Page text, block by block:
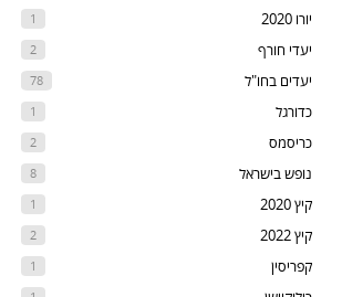
יורו 2020 1
יעדי חורף 2
יעדים בחו"ל 78
כדורגל 1
כריסמס 2
נופש בישראל 8
קיץ 2020 1
קיץ 2022 2
קפריסין 1